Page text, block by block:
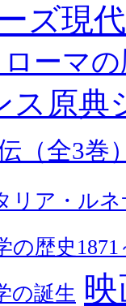
ズ現
ーマ
ス原典
（全3巻
リア・ル
の歴史1871
の誕生